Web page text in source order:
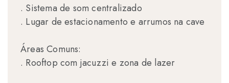
. Sistema de som centralizado
. Lugar de estacionamento e arrumos na cave
Áreas Comuns:
. Rooftop com jacuzzi e zona de lazer